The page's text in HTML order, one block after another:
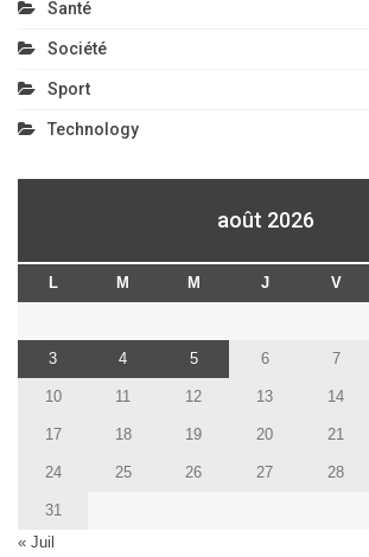
Santé
Société
Sport
Technology
août 2026
L M M J V
3 4 5 6 7
10 11 12 13 14
17 18 19 20 21
24 25 26 27 28
31
« Juil